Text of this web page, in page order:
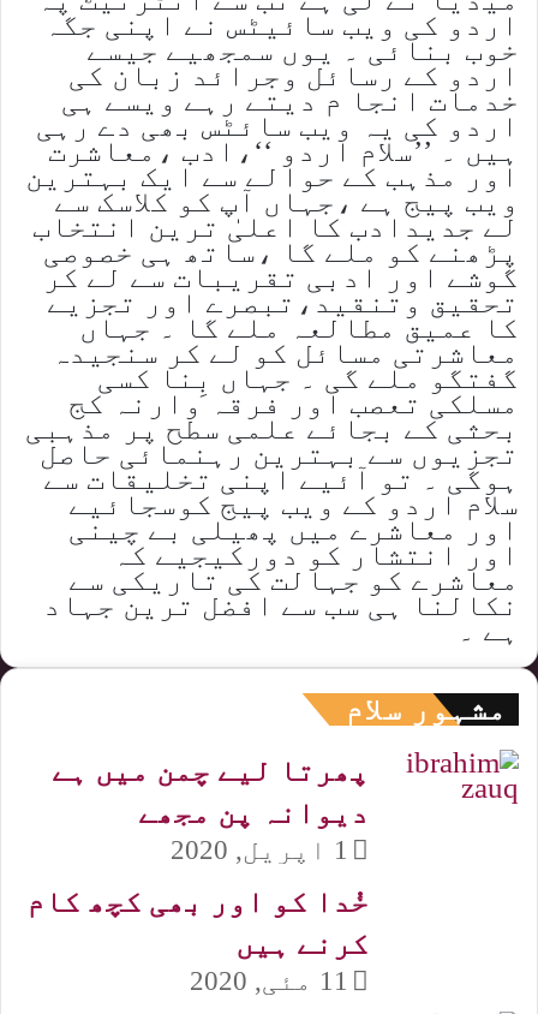
اردو کی ویب سائیٹس نے اپنی جگہ
خوب بنائی ۔ یوں سمجھیے جیسے
اردو کے رسائل وجرائد زبان کی
خدمات انجا م دیتے رہے ویسے ہی
اردو کی یہ ویب سائٹس بھی دے رہی
ہیں ۔ ’’سلام اردو ‘‘،ادب ،معاشرت
اور مذہب کے حوالے سے ایک بہترین
ویب پیج ہے ،جہاں آپ کو کلاسک سے
لے جدیدادب کا اعلیٰ ترین انتخاب
پڑھنے کو ملے گا ،ساتھ ہی خصوصی
گوشے اور ادبی تقریبات سے لے کر
تحقیق وتنقید،تبصرے اور تجزیے
کا عمیق مطالعہ ملے گا ۔ جہاں
معاشرتی مسائل کو لے کر سنجیدہ
گفتگو ملے گی ۔ جہاں بِنا کسی
مسلکی تعصب اور فرقہ وارنہ کج
بحثی کے بجائے علمی سطح پر مذہبی
تجزیوں سے بہترین رہنمائی حاصل
ہوگی ۔ تو آئیے اپنی تخلیقات سے
سلام اردو کے ویب پیج کوسجائیے
اور معاشرے میں پھیلی بے چینی
اور انتشار کو دورکیجیے کہ
معاشرے کو جہالت کی تاریکی سے
نکالنا ہی سب سے افضل ترین جہاد
ہے ۔
مشہور سلام
پھرتا لیے چمن میں ہے
دیوانہ پن مجھے
1 اپریل, 2020
خُدا کو اور بھی کچھ کام
کرنے ہیں
11 مئی, 2020